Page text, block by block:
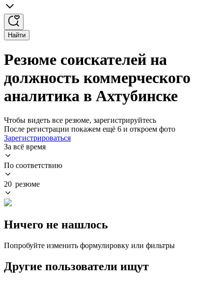
Найти
Резюме соискателей на
должность коммерческого
аналитика в Ахтубинске
Чтобы видеть все резюме, зарегистрируйтесь
После регистрации покажем ещё 6 и откроем фото
Зарегистрироваться
За всё время
По соответствию
20 резюме
Ничего не нашлось
Попробуйте изменить формулировку или фильтры
Другие пользователи ищут